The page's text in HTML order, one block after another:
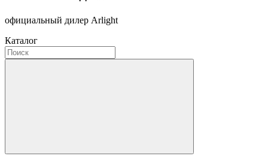
официальный дилер Arlight
Каталог